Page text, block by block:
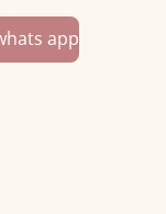
app